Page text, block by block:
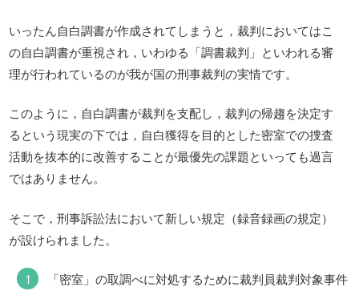
いったん自白調書が作成されてしまうと，裁判においてはこ
の自白調書が重視され，いわゆる「調書裁判」といわれる審
理が行われているのが我が国の刑事裁判の実情です。
このように，自白調書が裁判を支配し，裁判の帰趨を決定す
るという現実の下では，自白獲得を目的とした密室での捜査
活動を抜本的に改善することが最優先の課題といっても過言
ではありません。
そこで，刑事訴訟法において新しい規定（録音録画の規定）
が設けられました。
「密室」の取調べに対処するために裁判員裁判対象事件